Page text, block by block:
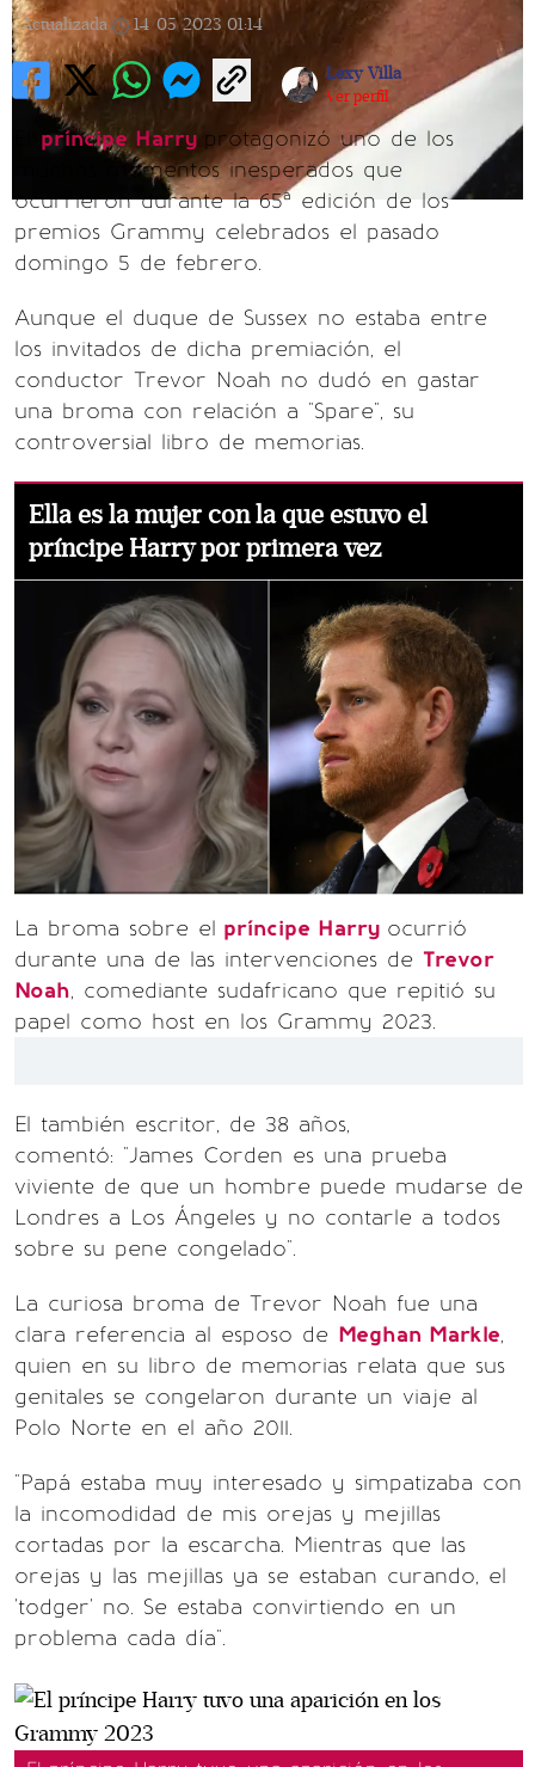
Actualizada
14/05/2023 01:14
Lexy Villa
Ver perfil
príncipe Harry protagonizó uno de los
muchos momentos inesperados que
ocurrieron durante la 65ª edición de los
premios Grammy celebrados el pasado
domingo 5 de febrero.
Aunque el duque de Sussex no estaba entre
los invitados de dicha premiación, el
conductor Trevor Noah no dudó en gastar
una broma con relación a "Spare", su
controversial libro de memorias.
Ella es la mujer con la que estuvo el
príncipe Harry por primera vez
La broma sobre el príncipe Harry ocurrió
durante una de las intervenciones de Trevor
Noah, comediante sudafricano que repitió su
papel como host en los Grammy 2023.
El también escritor, de 38 años,
comentó: "James Corden es una prueba
viviente de que un hombre puede mudarse de
Londres a Los Ángeles y no contarle a todos
sobre su pene congelado".
La curiosa broma de Trevor Noah fue una
clara referencia al esposo de Meghan Markle,
quien en su libro de memorias relata que sus
genitales se congelaron durante un viaje al
Polo Norte en el año 2011.
"Papá estaba muy interesado y simpatizaba con
la incomodidad de mis orejas y mejillas
cortadas por la escarcha. Mientras que las
orejas y las mejillas ya se estaban curando, el
'todger' no. Se estaba convirtiendo en un
problema cada día".